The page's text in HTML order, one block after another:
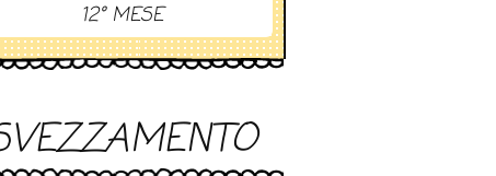
12° MESE